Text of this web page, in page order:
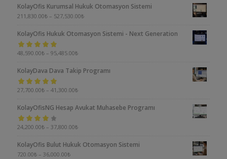
KolayOfis Kurumsal Hukuk Otomasyon Sistemi
211,830.00₺ – 527,530.00₺
KolayOfis Hukuk Otomasyon Sistemi - Next Generation
5 üzerinden
48,590.00₺ – 95,485.00₺
KolayDava Dava Takip Programı
5 üzerinden
27,700.00₺ – 41,300.00₺
KolayOfisNG Hesap Avukat Muhasebe Programı
5
4.00oy aldı
24,200.00₺ – 37,800.00₺
KolayOfis Bulut Hukuk Otomasyon Sistemi
720.00₺ – 36,000.00₺